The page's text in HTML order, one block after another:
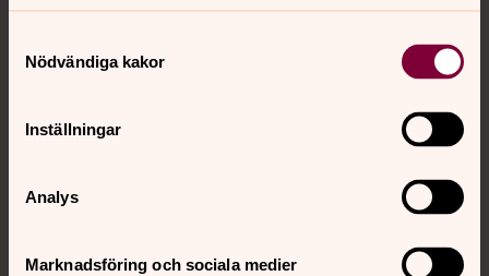
Nödvändiga kakor
Inställningar
Analys
Marknadsföring och sociala medier
Kalender
Hitta snabbt